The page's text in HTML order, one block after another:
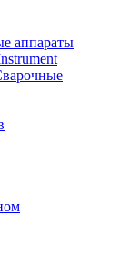
аппараты